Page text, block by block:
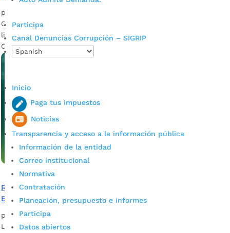
Participa
Canal Denuncias Corrupción – SIGRIP
Inicio
Paga tus impuestos
Noticias
Transparencia y acceso a la información pública
Información de la entidad
Correo institucional
Normativa
Contratación
Planeación, presupuesto e informes
Participa
Datos abiertos
por
Comisión de Fútbol en Bucaramanga confirmó que está todo
listo para el encuentro entre el Bucaramanga y el Boca de
Cali Se informa a la ciudadanía...
Recomendaciones para las altas temperaturas de
Bucaramanga
por admin_prensa
La UMGRD refuerza recomendaciones para prevenir riesgos